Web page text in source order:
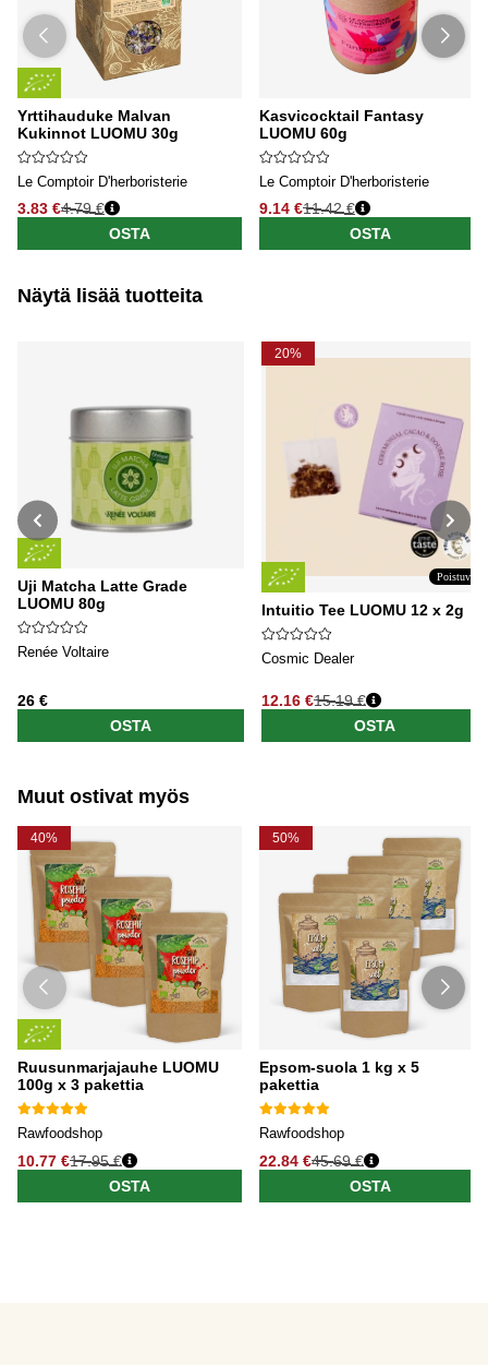
Yrttihauduke Malvan
Kukinnot LUOMU 30g
Le Comptoir D'herboristerie
3.83 €4.79 €
OSTA
Kasvicocktail Fantasy
LUOMU 60g
Le Comptoir D'herboristerie
9.14 €11.42 €
OSTA
Näytä lisää tuotteita
Uji Matcha Latte Grade
LUOMU 80g
Renée Voltaire
26 €
OSTA
20%
Poistuva
Intuitio Tee LUOMU 12 x 2g
Cosmic Dealer
12.16 €
Normaali hinta
15.19 €
OSTA
Muut ostivat myös
40%
Ruusunmarjajauhe LUOMU
100g x 3 pakettia
Rawfoodshop
10.77 €17.95 €
OSTA
50%
Epsom-suola 1 kg x 5
pakettia
Rawfoodshop
22.84 €45.69 €
OSTA